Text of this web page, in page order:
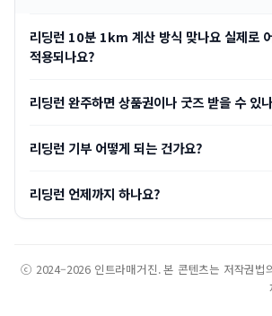
리딩런 10분 1km 계산 방식 맞나요 실제로
적용되나요?
리딩런 완주하면 상품권이나 굿즈 받을 수 있
리딩런 기부 어떻게 되는 건가요?
리딩런 언제까지 하나요?
ⓒ 2024–2026 인트라매거진. 본 콘텐츠는 저작권법